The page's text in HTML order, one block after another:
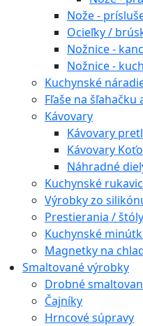
Nože -
Ocieľky /
Nožnice -
Nožnice -
Kuchynské
Fľaše na šľahačku
Kávovary
Kávovary
Kávovary
Náhradné
Kuchynské
Výrobky zo
Prestierania / štóly
Kuchynské
Magnetky na
Smaltované výrobky
Drobné
Čajníky
Hrncové súpravy